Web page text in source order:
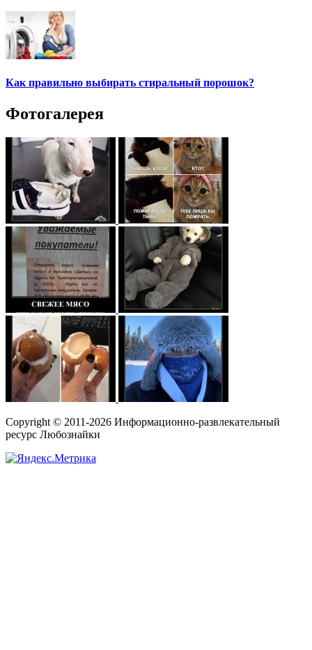
Как правильно выбирать стиральный порошок?
Фотогалерея
Copyright © 2011-2026 Информационно-развлекательный
ресурс Любознайки